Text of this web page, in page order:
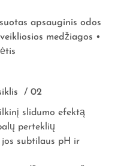
apsauginis odos
medžiagos •
/ 02
slidumo efektą
perteklių
subtilaus pH ir